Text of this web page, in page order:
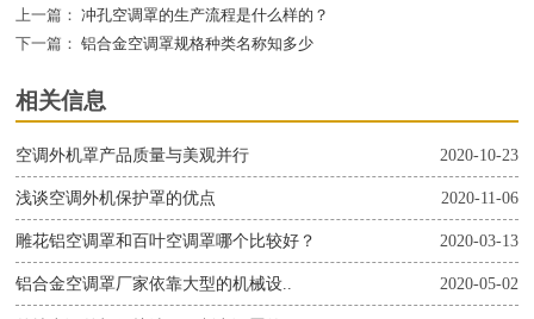
上一篇： 冲孔空调罩的生产流程是什么样的？
下一篇： 铝合金空调罩规格种类名称知多少
相关信息
2020-10-23
空调外机罩产品质量与美观并行
2020-11-06
浅谈空调外机保护罩的优点
2020-03-13
雕花铝空调罩和百叶空调罩哪个比较好？
2020-05-02
铝合金空调罩厂家依靠大型的机械设..